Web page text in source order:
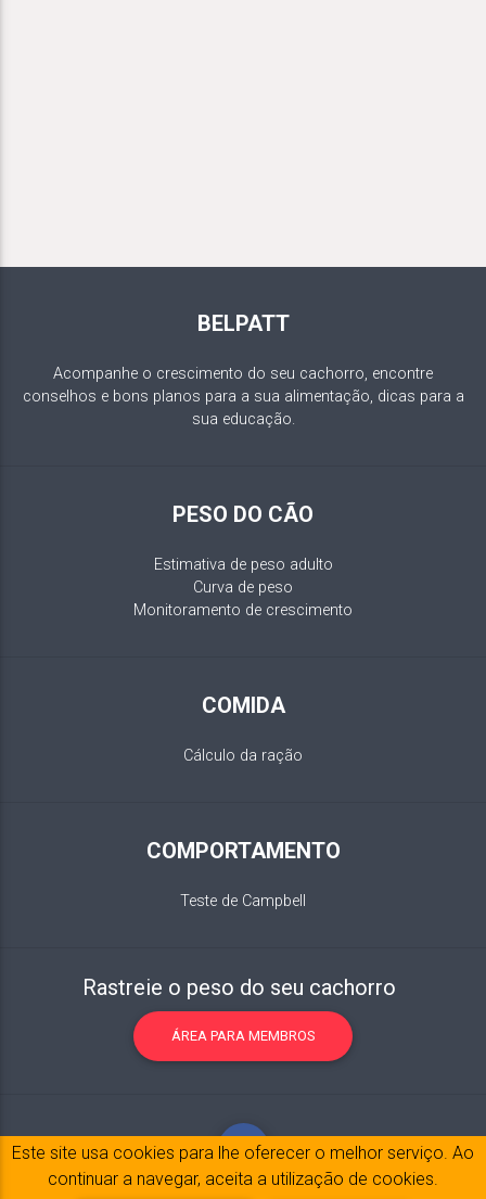
BELPATT
Acompanhe o crescimento do seu cachorro, encontre
conselhos e bons planos para a sua alimentação, dicas para a
sua educação.
PESO DO CÃO
Estimativa de peso adulto
Curva de peso
Monitoramento de crescimento
COMIDA
Cálculo da ração
COMPORTAMENTO
Teste de Campbell
Rastreie o peso do seu cachorro
ÁREA PARA MEMBROS
Este site usa cookies para lhe oferecer o melhor serviço. Ao
continuar a navegar, aceita a utilização de cookies.